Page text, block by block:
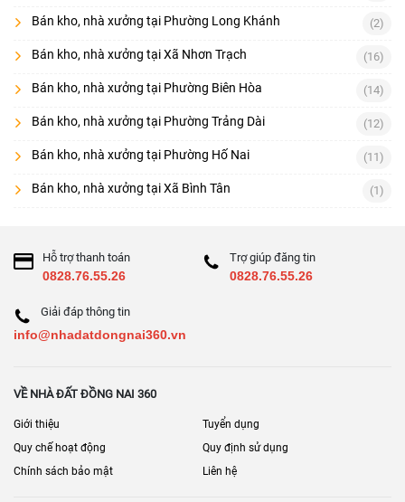
Bán kho, nhà xưởng tại Phường Long Khánh (2)
Bán kho, nhà xưởng tại Xã Nhơn Trạch (16)
Bán kho, nhà xưởng tại Phường Biên Hòa (14)
Bán kho, nhà xưởng tại Phường Trảng Dài (12)
Bán kho, nhà xưởng tại Phường Hố Nai (11)
Bán kho, nhà xưởng tại Xã Bình Tân (1)
Hỗ trợ thanh toán
0828.76.55.26
Trợ giúp đăng tin
0828.76.55.26
Giải đáp thông tin
info@nhadatdongnai360.vn
VỀ NHÀ ĐẤT ĐỒNG NAI 360
Giới thiệu
Tuyển dụng
Quy chế hoạt động
Quy định sử dụng
Chính sách bảo mật
Liên hệ